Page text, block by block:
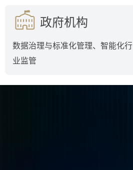
政府机构
数据治理与标准化管理、智能化行
业监管